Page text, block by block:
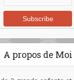
A propos de Moi